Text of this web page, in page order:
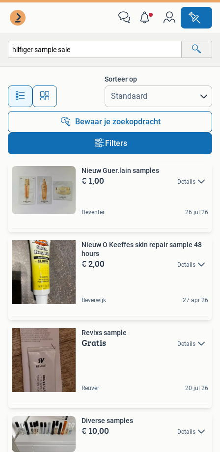
Alle afstanden…
Sorteer op
Bewaar je zoekopdracht
Filters
Nieuw Guer.lain samples
€ 1,00 Details
Deventer 26 jul 26
Nieuw O Keeffes skin repair sample 48
hours
€ 2,00 Details
Beverwijk 27 apr 26
Revixs sample
Gratis Details
Reuver 20 jul 26
Diverse samples
€ 10,00 Details